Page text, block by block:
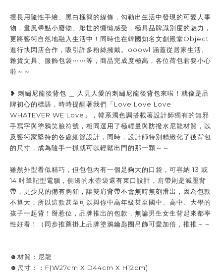
擅長用隨性手繪、黑白極簡的線條，勾勒出生活中發現的可愛人事
物，畫風帶點小廢物、厭世的慵懶感受，極具品牌識別度的魅力，
更將藝術自然地融入生活中！同時也在韓國知名文創殿堂Object
進行快閃店合作，吸引許多粉絲擁戴。ooowl 涵蓋從居家生活、
雜貨文具、服飾包袋⋯⋯等，商品完成度極高，各位荷包君要小心
啦～～
❥ 刺繡尼龍後背包 ＿ 人見人愛的刺繡尼龍後背包來啦！就像是品
牌初心的標語，時時提醒著我們「Love Love Love
WHATEVER WE Love」，韓系濁色調搭載著設計師獨有的無邪
手寫字與塗鴉笑臉符號，相同選用了極輕量與防撥水尼龍材質，以
及藝術家堅持的各處細節設計，同時，設計師特別精緻化了後背包
的尺寸，成為隨手一抓就可以輕鬆出門的那一顆～～
雖然外型看似精巧，但包包內有一個足夠大的口袋，可容納 13 或
14 吋筆記型電腦，側邊的水壺袋還有束口設計，肩帶則是減壓背
帶，更少見的備有胸釦，讓雙肩背帶不會無時無刻滑出，因為包款
不算大，所以這款甚至可以與你中高年級甚至國中、高中、大學的
孩子一起背！掰惹位，品牌推出的包款，無論男生女生背起來都率
性好看！（同步推薦掛上品牌塗鴉鑰匙圈吊飾可愛加倍，推推～～
☻材質：尼龍
☻尺寸：：F(W27cm X D44cm X H12cm)